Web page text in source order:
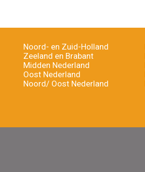
Noord- en Zuid-Holland
Zeeland en Brabant
Midden Nederland
Oost Nederland
Noord/ Oost Nederland